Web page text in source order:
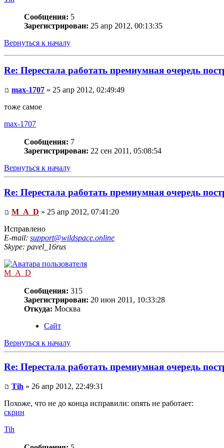
Сообщения: 5
Зарегистрирован: 25 апр 2012, 00:13:35
Вернуться к началу
Re: Перестала работать премиумная очередь
max-1707 » 25 апр 2012, 02:49:49
тоже самое
max-1707
Сообщения: 7
Зарегистрирован: 22 сен 2011, 05:08:54
Вернуться к началу
Re: Перестала работать премиумная очередь
M_A_D » 25 апр 2012, 07:41:20
Исправлено
E-mail: support@wildspace.online
Skype: pavel_16rus
M_A_D
Сообщения: 315
Зарегистрирован: 20 июн 2011, 10:33:28
Откуда: Москва
Сайт
Вернуться к началу
Re: Перестала работать премиумная очередь
Tih » 26 апр 2012, 22:49:31
Похоже, что не до конца исправили: опять не работает:
скрин
Tih